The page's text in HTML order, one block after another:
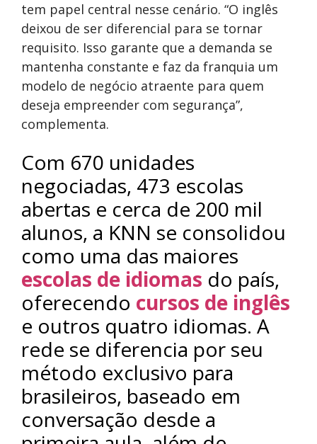
tem papel central nesse cenário. “O inglês
deixou de ser diferencial para se tornar
requisito. Isso garante que a demanda se
mantenha constante e faz da franquia um
modelo de negócio atraente para quem
deseja empreender com segurança”,
complementa.
Com 670 unidades
negociadas, 473 escolas
abertas e cerca de 200 mil
alunos, a KNN se consolidou
como uma das maiores
escolas de idiomas do país,
oferecendo cursos de inglês
e outros quatro idiomas. A
rede se diferencia por seu
método exclusivo para
brasileiros, baseado em
conversação desde a